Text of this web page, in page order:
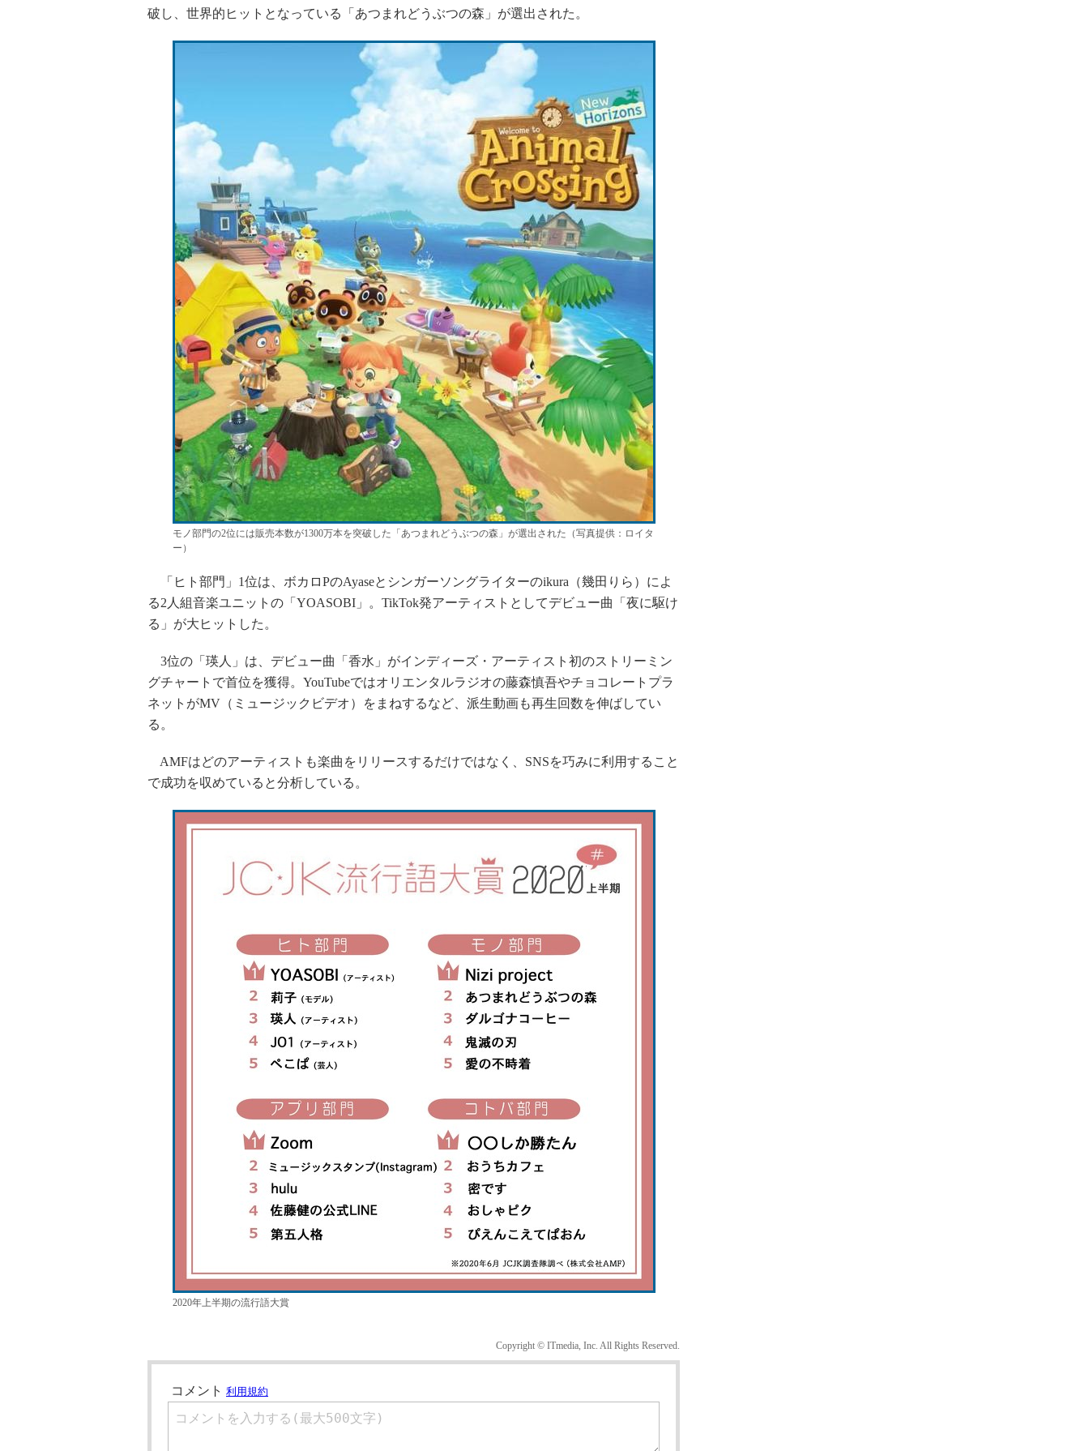
破し、世界的ヒットとなっている「あつまれどうぶつの森」が選出された。
モノ部門の2位には販売本数が1300万本を突破した「あつまれどうぶつの森」が選出された（写真提供：ロイタ
ー）
「ヒト部門」1位は、ボカロPのAyaseとシンガーソングライターのikura（幾田りら）によ
る2人組音楽ユニットの「YOASOBI」。TikTok発アーティストとしてデビュー曲「夜に駆け
る」が大ヒットした。
3位の「瑛人」は、デビュー曲「香水」がインディーズ・アーティスト初のストリーミン
グチャートで首位を獲得。YouTubeではオリエンタルラジオの藤森慎吾やチョコレートプラ
ネットがMV（ミュージックビデオ）をまねするなど、派生動画も再生回数を伸ばしてい
る。
AMFはどのアーティストも楽曲をリリースするだけではなく、SNSを巧みに利用すること
で成功を収めていると分析している。
2020年上半期の流行語大賞
Copyright © ITmedia, Inc. All Rights Reserved.